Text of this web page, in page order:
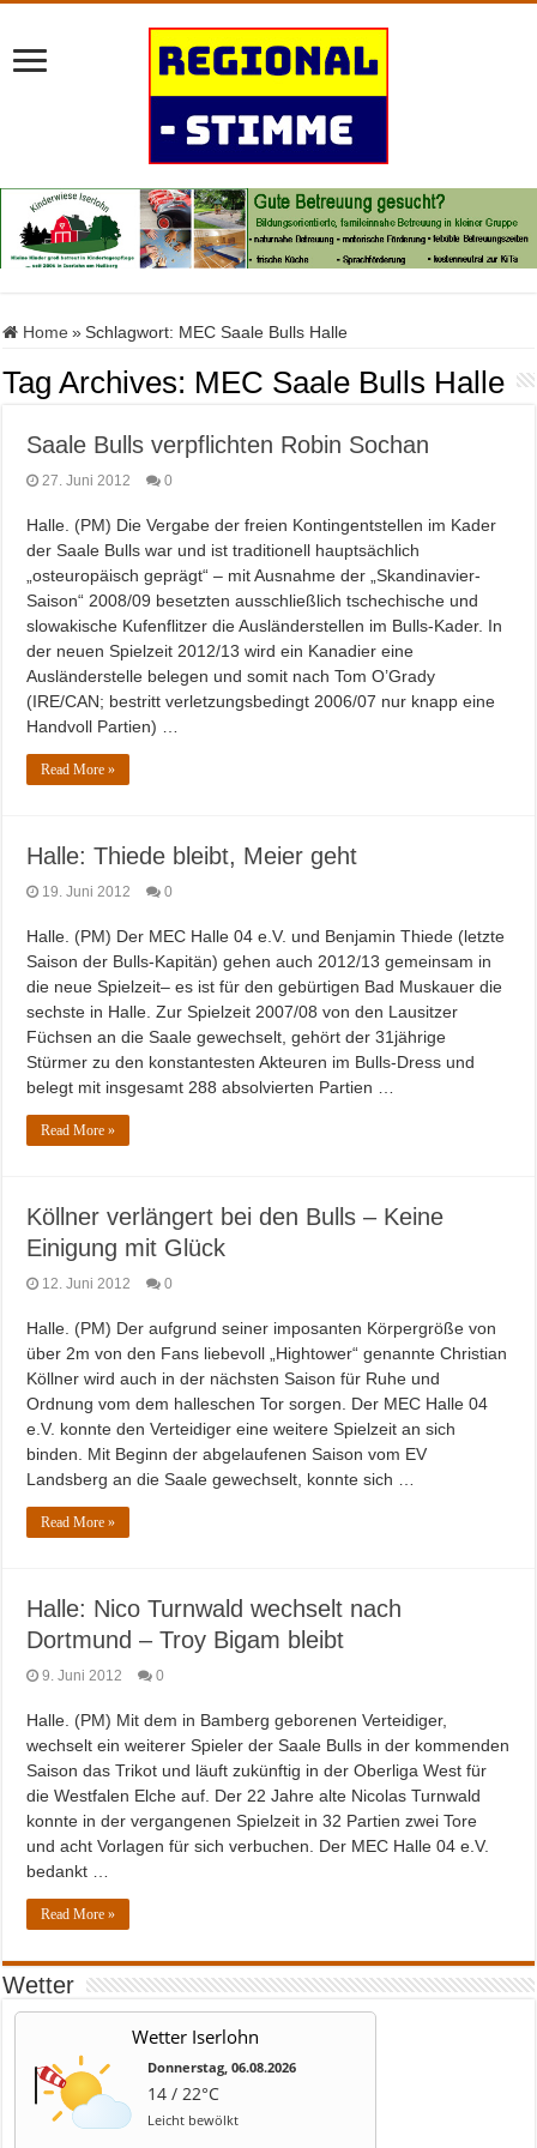
Home » Schlagwort: MEC Saale Bulls Halle
Tag Archives: MEC Saale Bulls Halle
Saale Bulls verpflichten Robin Sochan
27. Juni 2012 0
Halle. (PM) Die Vergabe der freien Kontingentstellen im Kader
der Saale Bulls war und ist traditionell hauptsächlich
„osteuropäisch geprägt“ – mit Ausnahme der „Skandinavier-
Saison“ 2008/09 besetzten ausschließlich tschechische und
slowakische Kufenflitzer die Ausländerstellen im Bulls-Kader. In
der neuen Spielzeit 2012/13 wird ein Kanadier eine
Ausländerstelle belegen und somit nach Tom O’Grady
(IRE/CAN; bestritt verletzungsbedingt 2006/07 nur knapp eine
Handvoll Partien) …
Read More »
Halle: Thiede bleibt, Meier geht
19. Juni 2012 0
Halle. (PM) Der MEC Halle 04 e.V. und Benjamin Thiede (letzte
Saison der Bulls-Kapitän) gehen auch 2012/13 gemeinsam in
die neue Spielzeit– es ist für den gebürtigen Bad Muskauer die
sechste in Halle. Zur Spielzeit 2007/08 von den Lausitzer
Füchsen an die Saale gewechselt, gehört der 31jährige
Stürmer zu den konstantesten Akteuren im Bulls-Dress und
belegt mit insgesamt 288 absolvierten Partien …
Read More »
Köllner verlängert bei den Bulls – Keine
Einigung mit Glück
12. Juni 2012 0
Halle. (PM) Der aufgrund seiner imposanten Körpergröße von
über 2m von den Fans liebevoll „Hightower“ genannte Christian
Köllner wird auch in der nächsten Saison für Ruhe und
Ordnung vom dem halleschen Tor sorgen. Der MEC Halle 04
e.V. konnte den Verteidiger eine weitere Spielzeit an sich
binden. Mit Beginn der abgelaufenen Saison vom EV
Landsberg an die Saale gewechselt, konnte sich …
Read More »
Halle: Nico Turnwald wechselt nach
Dortmund – Troy Bigam bleibt
9. Juni 2012 0
Halle. (PM) Mit dem in Bamberg geborenen Verteidiger,
wechselt ein weiterer Spieler der Saale Bulls in der kommenden
Saison das Trikot und läuft zukünftig in der Oberliga West für
die Westfalen Elche auf. Der 22 Jahre alte Nicolas Turnwald
konnte in der vergangenen Spielzeit in 32 Partien zwei Tore
und acht Vorlagen für sich verbuchen. Der MEC Halle 04 e.V.
bedankt …
Read More »
Wetter
Wetter Iserlohn
Donnerstag, 06.08.2026
14 / 22°C
Leicht bewölkt